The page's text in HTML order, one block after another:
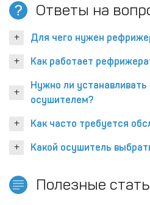
Ответы на
Для чего нужен
Как работает
Нужно ли
осушителем?
Как часто требуется
Какой осушитель
Полезные